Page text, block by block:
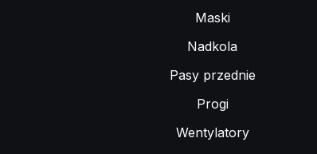
Maski
Nadkola
Pasy przednie
Progi
Wentylatory